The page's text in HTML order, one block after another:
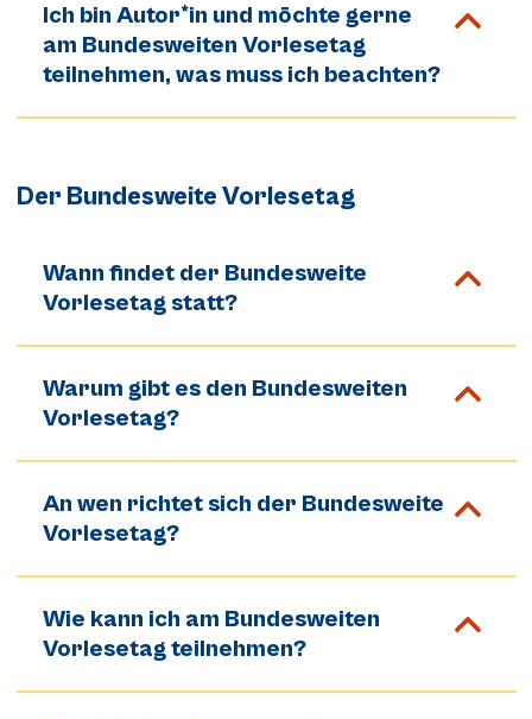
Ich bin Autor*in und möchte gerne
am Bundesweiten Vorlesetag
teilnehmen, was muss ich beachten?
Der Bundesweite Vorlesetag
Wann findet der Bundesweite
Vorlesetag statt?
Warum gibt es den Bundesweiten
Vorlesetag?
An wen richtet sich der Bundesweite
Vorlesetag?
Wie kann ich am Bundesweiten
Vorlesetag teilnehmen?